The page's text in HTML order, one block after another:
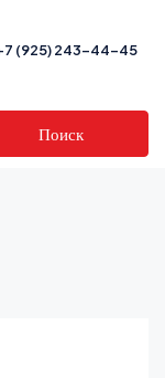
(925) 243-44-45
Поиск